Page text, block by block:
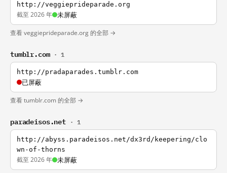
http://veggieprideparade.org
截至 2026 年 未屏蔽
查看 veggieprideparade.org 的全部 →
tumblr.com · 1
http://pradaparades.tumblr.com
已屏蔽
查看 tumblr.com 的全部 →
paradeisos.net · 1
http://abyss.paradeisos.net/dx3rd/keepering/clo
wn-of-thorns
截至 2026 年 未屏蔽